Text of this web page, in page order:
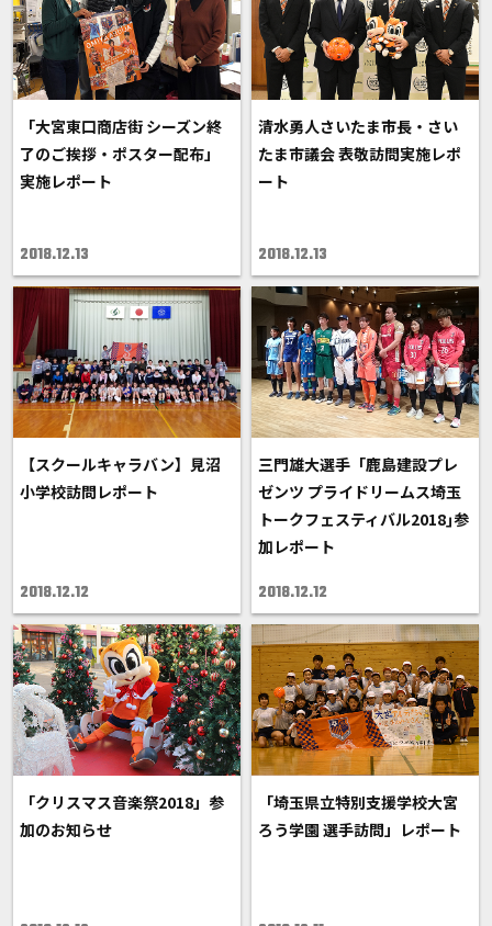
「大宮東口商店街 シーズン終
了のご挨拶・ポスター配布」
実施レポート
2018.12.13
清水勇人さいたま市長・さい
たま市議会 表敬訪問実施レポ
ート
2018.12.13
【スクールキャラバン】見沼
小学校訪問レポート
2018.12.12
三門雄大選手「鹿島建設プレ
ゼンツ プライドリームス埼玉
トークフェスティバル2018｣参
加レポート
2018.12.12
「クリスマス音楽祭2018」参
加のお知らせ
「埼玉県立特別支援学校大宮
ろう学園 選手訪問」レポート